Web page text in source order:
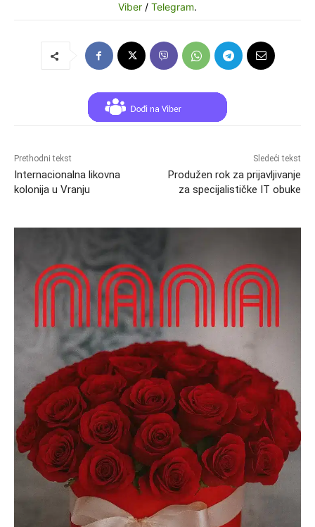
Viber / Telegram.
Prethodni tekst
Internacionalna likovna
kolonija u Vranju
Sledeći tekst
Produžen rok za prijavlјivanje
za specijalističke IT obuke